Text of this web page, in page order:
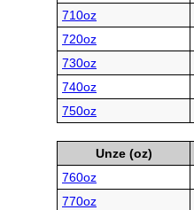
710oz
720oz
730oz
740oz
750oz
Unze (oz)
760oz
770oz